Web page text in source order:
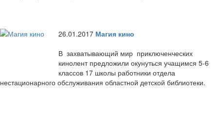
26.01.2017 Магия кино
В захватывающий мир приключенческих
кинолент предложили окунуться учащимся 5-6
классов 17 школы работники отдела
нестационарного обслуживания областной детской библиотеки.